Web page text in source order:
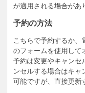
が適用される場合があ
予約の方法
こちらで予約するか、
のフォームを使用して
予約は変更やキャンセ
ンセルする場合はキャ
可能ですが、直接更新